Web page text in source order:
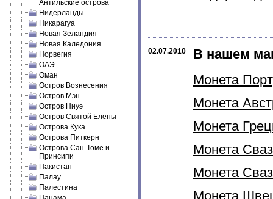
Антильские острова
Нидерланды
Никарагуа
Новая Зеландия
Новая Каледония
Норвегия
ОАЭ
Оман
Остров Вознесения
Остров Мэн
Остров Ниуэ
Остров Святой Елены
Острова Кука
Острова Питкерн
Острова Сан-Томе и
Принсипи
Пакистан
Палау
Палестина
02.07.2010
В нашем
Монета
Монета
Монета
Монета
Монета
Монета